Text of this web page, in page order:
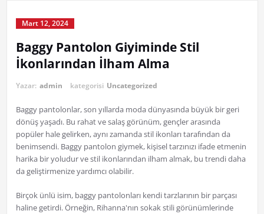
Mart 12, 2024
Baggy Pantolon Giyiminde Stil
İkonlarından İlham Alma
Yazar: admin kategorisi Uncategorized
Baggy pantolonlar, son yıllarda moda dünyasında büyük bir geri
dönüş yaşadı. Bu rahat ve salaş görünüm, gençler arasında
popüler hale gelirken, aynı zamanda stil ikonları tarafından da
benimsendi. Baggy pantolon giymek, kişisel tarzınızı ifade etmenin
harika bir yoludur ve stil ikonlarından ilham almak, bu trendi daha
da geliştirmenize yardımcı olabilir.
Birçok ünlü isim, baggy pantolonları kendi tarzlarının bir parçası
haline getirdi. Örneğin, Rihanna'nın sokak stili görünümlerinde